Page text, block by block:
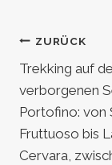
ZURÜCK
Trekking auf
verborgenen
Portofino: von
Fruttuoso bis
Cervara,